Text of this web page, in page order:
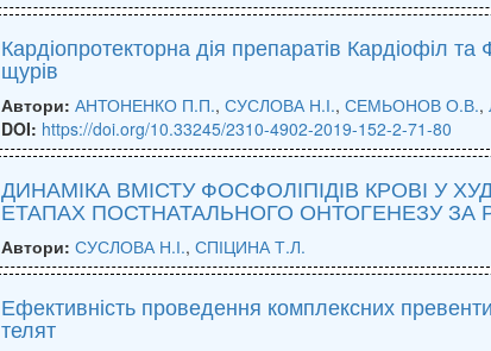
Кардіопротекторна дія препаратів Кардіофіл
щурів
Автори: АНТОНЕНКО П.П., СУСЛОВА Н.І., СЕМЬОНОВ О.В.,
DOI: https://doi.org/10.33245/2310-4902-2019-152-2-71-80
ДИНАМІКА ВМІСТУ ФОСФОЛІПІДІВ КРОВІ У
ЕТАПАХ ПОСТНАТАЛЬНОГО ОНТОГЕНЕЗУ ЗА
Автори: СУСЛОВА Н.І., СПІЦИНА Т.Л.
Ефективність проведення комплексних
телят